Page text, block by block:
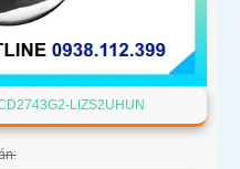
LIZS2UHUN